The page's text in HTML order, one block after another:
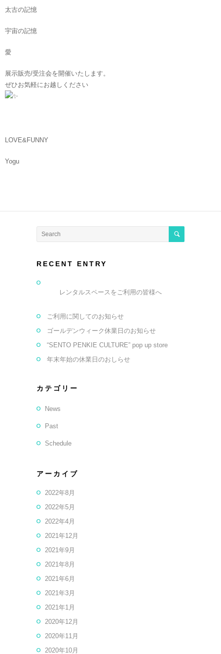
太古の記憶
宇宙の記憶
愛
展示販売/受注会を開催いたします。
ぜひお気軽にお越しください
LOVE&FUNNY
Yogu
RECENT ENTRY
レンタルスペースをご利用の皆様へ
ご利用に関してのお知らせ
ゴールデンウィーク休業日のお知らせ
“SENTO PENKIE CULTURE” pop up store
年末年始の休業日のおしらせ
カテゴリー
News
Past
Schedule
アーカイブ
2022年8月
2022年5月
2022年4月
2021年12月
2021年9月
2021年8月
2021年6月
2021年3月
2021年1月
2020年12月
2020年11月
2020年10月